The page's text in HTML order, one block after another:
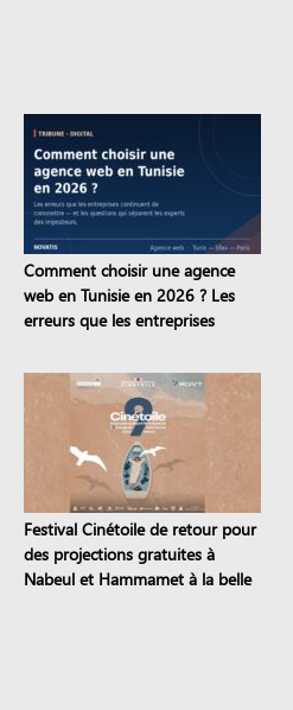
Comment choisir une agence
web en Tunisie en 2026 ? Les
erreurs que les entreprises
Festival Cinétoile de retour pour
des projections gratuites à
Nabeul et Hammamet à la belle